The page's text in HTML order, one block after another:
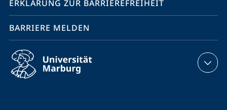
ERKLÄRUNG ZUR BARRIEREFREIHEIT
BARRIERE MELDEN